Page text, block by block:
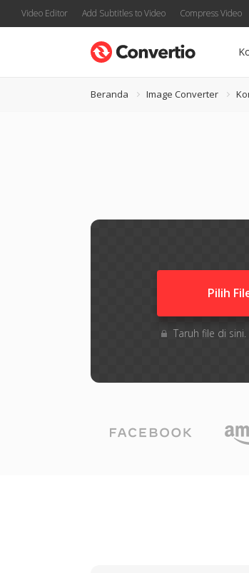
Video Editor Add Subtitles to Video Compress Video
Beranda Image Converter
Pilih
Taruh file di